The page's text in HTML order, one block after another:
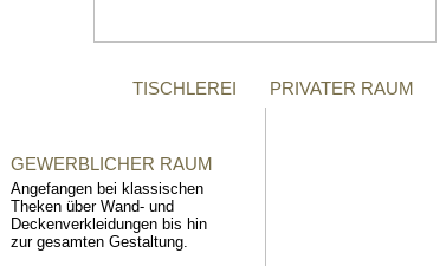
TISCHLEREI PRIVATER RAUM
GEWERBLICHER RAUM
Angefangen bei klassischen
Theken über Wand- und
Deckenverkleidungen bis hin
zur gesamten Gestaltung.